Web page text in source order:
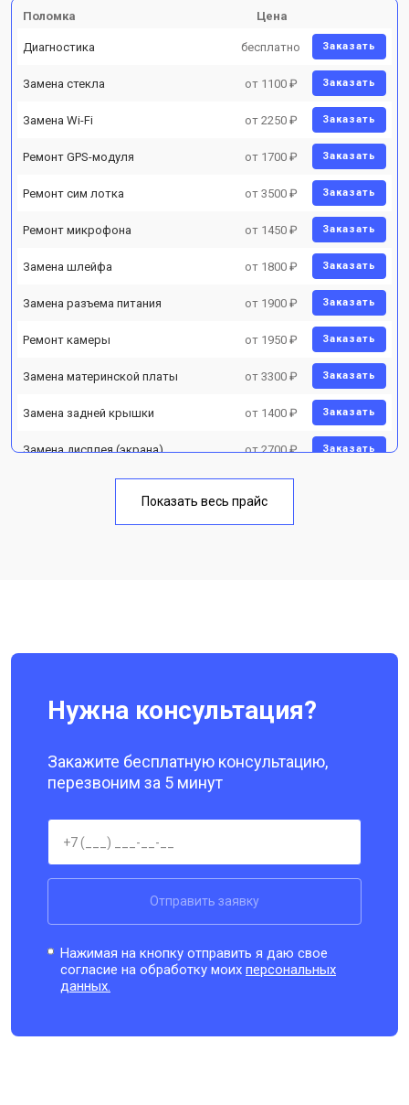
Поломка Цена
Диагностика бесплатно Заказать
Замена стекла от 1100 ₽ Заказать
Замена Wi-Fi от 2250 ₽ Заказать
Ремонт GPS-модуля от 1700 ₽ Заказать
Ремонт сим лотка от 3500 ₽ Заказать
Ремонт микрофона от 1450 ₽ Заказать
Замена шлейфа от 1800 ₽ Заказать
Замена разъема питания от 1900 ₽ Заказать
Ремонт камеры от 1950 ₽ Заказать
Замена материнской платы от 3300 ₽ Заказать
Замена задней крышки от 1400 ₽ Заказать
Замена дисплея (экрана) от 2700 ₽ Заказать
Замена кнопки включения от 1750 ₽
Показать весь прайс
Нужна консультация?
Закажите бесплатную консультацию,
перезвоним за 5 минут
Отправить заявку
Нажимая на кнопку отправить я даю свое
согласие на обработку моихперсональных
данных.